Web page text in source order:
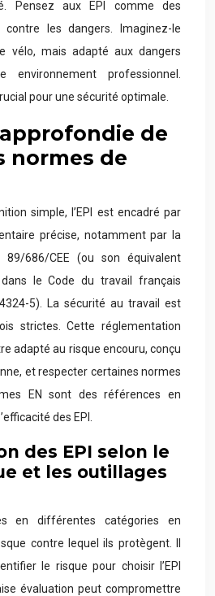
Pensez aux EPI comme des
contre les dangers. Imaginez-le
vélo, mais adapté aux dangers
environnement professionnel.
pour une sécurité optimale.
de
normes de
simple, l’EPI est encadré par
précise, notamment par la
89/686/CEE (ou son équivalent
le Code du travail français
5). La sécurité au travail est
strictes. Cette réglementation
adapté au risque encouru, conçu
et respecter certaines normes
EN sont des références en
des EPI.
des EPI selon le
et les outillages
en différentes catégories en
contre lequel ils protègent. Il
le risque pour choisir l’EPI
évaluation peut compromettre